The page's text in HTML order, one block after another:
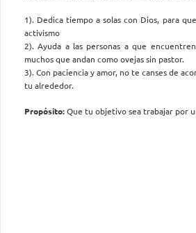
1). Dedica tiempo a solas con Dios, para
activismo
2). Ayuda a las personas a que
muchos que andan como ovejas sin pastor.
3). Con paciencia y amor, no te canses de
tu alrededor.
Propósito:Que tu objetivo sea trabajar por